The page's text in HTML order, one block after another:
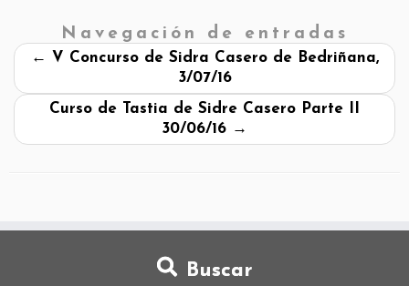
Navegación de entradas
← V Concurso de Sidra Casero de Bedriñana,
3/07/16
Curso de Tastia de Sidre Casero Parte II
30/06/16 →
Buscar